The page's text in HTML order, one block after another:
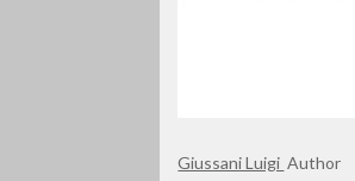
Giussani Luigi Author